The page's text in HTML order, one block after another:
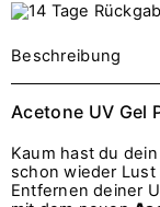
Beschreibung
Acetone UV Gel
Kaum hast du
schon wieder Lust
Entfernen deiner